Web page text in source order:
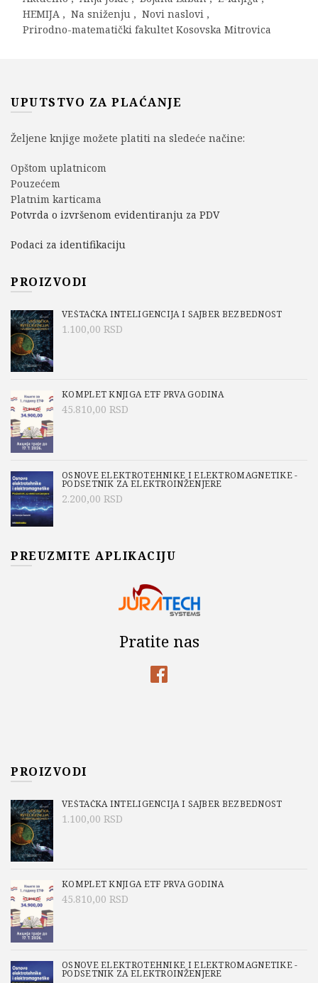
HEMIJA , Na sniženju , Novi naslovi ,
Prirodno-matematički fakultet Kosovska Mitrovica
UPUTSTVO ZA PLAĆANJE
Željene knjige možete platiti na sledeće načine:
Opštom uplatnicom
Pouzećem
Platnim karticama
Potvrda o izvršenom evidentiranju za PDV
Podaci za identifikaciju
PROIZVODI
VEŠTAČKA INTELIGENCIJA I SAJBER BEZBEDNOST
1.100,00 RSD
KOMPLET KNJIGA ETF PRVA GODINA
45.810,00 RSD
OSNOVE ELEKTROTEHNIKE I ELEKTROMAGNETIKE -
PODSETNIK ZA ELEKTROINŽENJERE
2.200,00 RSD
PREUZMITE APLIKACIJU
Pratite nas
PROIZVODI
VEŠTAČKA INTELIGENCIJA I SAJBER BEZBEDNOST
1.100,00 RSD
KOMPLET KNJIGA ETF PRVA GODINA
45.810,00 RSD
OSNOVE ELEKTROTEHNIKE I ELEKTROMAGNETIKE -
PODSETNIK ZA ELEKTROINŽENJERE